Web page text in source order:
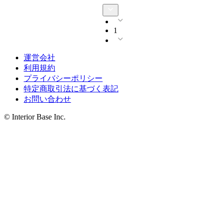
1
運営会社
利用規約
プライバシーポリシー
特定商取引法に基づく表記
お問い合わせ
© Interior Base Inc.